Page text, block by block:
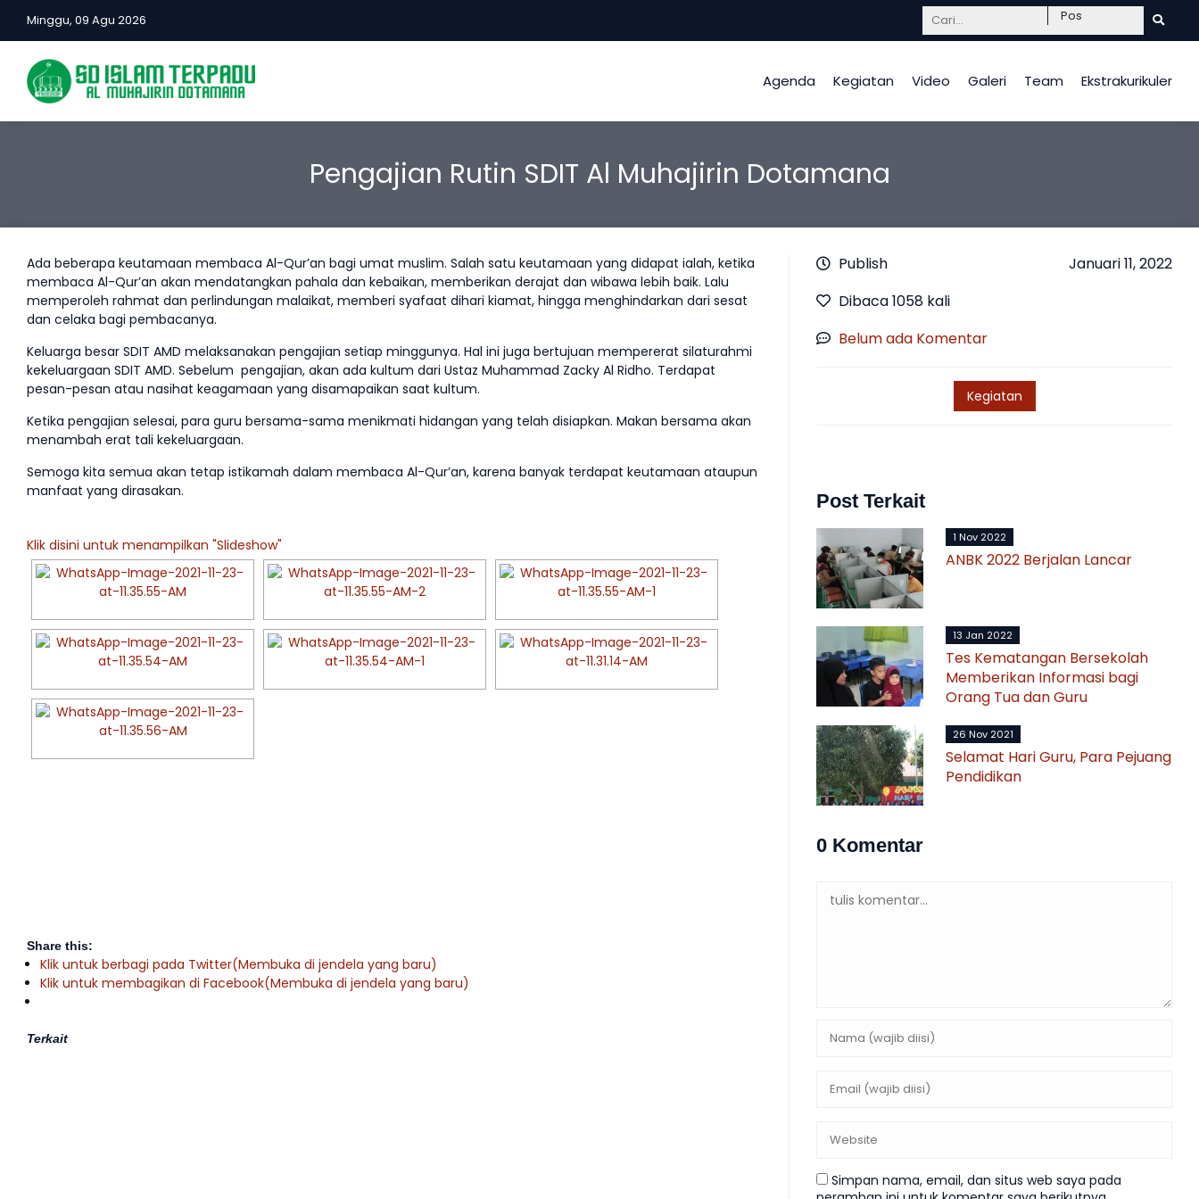
Minggu, 09 Agu 2026 Mendidik dengan hati, InsyaAllah berkah.
Agenda Kegiatan Video Galeri Team Ekstrakurikuler
Pengajian Rutin SDIT Al Muhajirin Dotamana
Ada beberapa keutamaan membaca Al-Qur’an bagi umat muslim. Salah satu keutamaan yang didapat ialah, ketika
membaca Al-Qur’an akan mendatangkan pahala dan kebaikan, memberikan derajat dan wibawa lebih baik. Lalu
memperoleh rahmat dan perlindungan malaikat, memberi syafaat dihari kiamat, hingga menghindarkan dari sesat
dan celaka bagi pembacanya.
Keluarga besar SDIT AMD melaksanakan pengajian setiap minggunya. Hal ini juga bertujuan mempererat silaturahmi
kekeluargaan SDIT AMD. Sebelum pengajian, akan ada kultum dari Ustaz Muhammad Zacky Al Ridho. Terdapat
pesan-pesan atau nasihat keagamaan yang disamapaikan saat kultum.
Ketika pengajian selesai, para guru bersama-sama menikmati hidangan yang telah disiapkan. Makan bersama akan
menambah erat tali kekeluargaan.
Semoga kita semua akan tetap istikamah dalam membaca Al-Qur’an, karena banyak terdapat keutamaan ataupun
manfaat yang dirasakan.
Klik disini untuk menampilkan "Slideshow"
Share this:
Klik untuk berbagi pada Twitter(Membuka di jendela yang baru)
Klik untuk membagikan di Facebook(Membuka di jendela yang baru)
Terkait
Publish
Januari 11, 2022
Dibaca 1058 kali
Belum ada Komentar
Kegiatan
Post Terkait
1 Nov 2022
ANBK 2022 Berjalan Lancar
13 Jan 2022
Tes Kematangan Bersekolah
Memberikan Informasi bagi
Orang Tua dan Guru
26 Nov 2021
Selamat Hari Guru, Para Pejuang
Pendidikan
0 Komentar
Simpan nama, email, dan situs web saya pada